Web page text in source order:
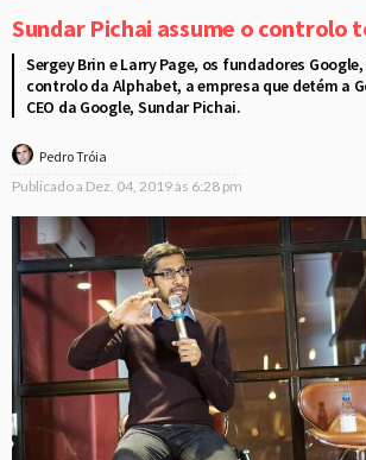
Sundar Pichai assume o controlo
Sergey Brin e Larry Page, os fundadores
controlo da Alphabet, a empresa que detém a
CEO da Google, Sundar Pichai.
Pedro Tróia
Publicado a Dez. 04, 2019 às 6:28 pm